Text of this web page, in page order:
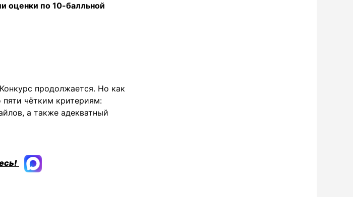
оценки по 10-балльной
продолжается. Но как
чётким критериям:
а также адекватный